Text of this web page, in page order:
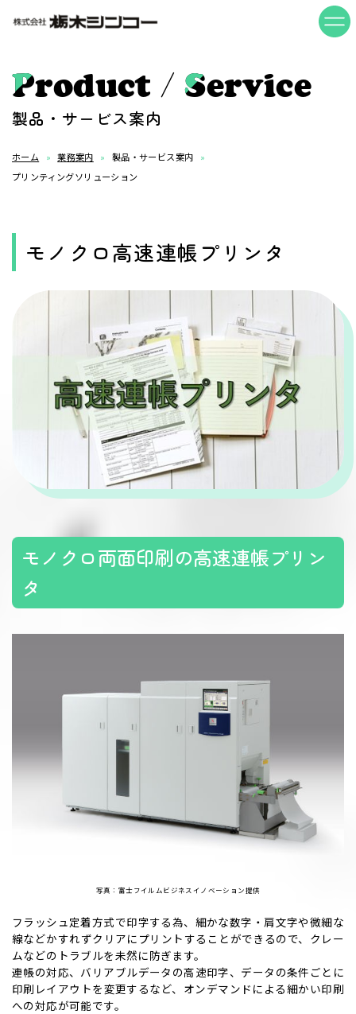
Product / Service
製品・サービス案内
ホーム 業務案内
製品・サービス案内
プリンティングソリューション
モノクロ高速連帳プリンタ
モノクロ両面印刷の高速連帳プリン
タ
写真：富士フイルムビジネスイノベーション提供
フラッシュ定着方式で印字する為、細かな数字・肩文字や微細な
線などかすれずクリアにプリントすることができるので、クレー
ムなどのトラブルを未然に防ぎます。
連帳の対応、バリアブルデータの高速印字、データの条件ごとに
印刷レイアウトを変更するなど、オンデマンドによる細かい印刷
への対応が可能です。